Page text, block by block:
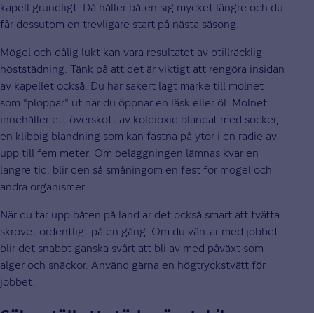
kapell grundligt. Då håller båten sig mycket längre och du
får dessutom en trevligare start på nästa säsong.
Mögel och dålig lukt kan vara resultatet av otillräcklig
höststädning. Tänk på att det är viktigt att rengöra insidan
av kapellet också. Du har säkert lagt märke till molnet
som "ploppar" ut när du öppnar en läsk eller öl. Molnet
innehåller ett överskott av koldioxid blandat med socker,
en klibbig blandning som kan fastna på ytor i en radie av
upp till fem meter. Om beläggningen lämnas kvar en
längre tid, blir den så småningom en fest för mögel och
andra organismer.
När du tar upp båten på land är det också smart att tvätta
skrovet ordentligt på en gång. Om du väntar med jobbet
blir det snabbt ganska svårt att bli av med påväxt som
alger och snäckor. Använd gärna en högtryckstvätt för
jobbet.